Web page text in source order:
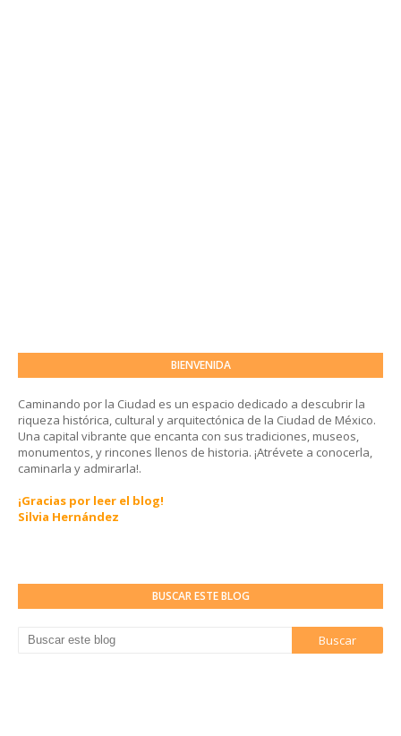
BIENVENIDA
Caminando por la Ciudad es un espacio dedicado a descubrir la
riqueza histórica, cultural y arquitectónica de la Ciudad de México.
Una capital vibrante que encanta con sus tradiciones, museos,
monumentos, y rincones llenos de historia. ¡Atrévete a conocerla,
caminarla y admirarla!.
¡Gracias por leer el blog!
Silvia Hernández
BUSCAR ESTE BLOG